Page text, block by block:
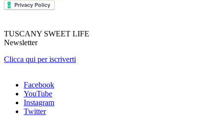
TUSCANY SWEET LIFE
Newsletter
Clicca qui per iscriverti
Facebook
YouTube
Instagram
Twitter